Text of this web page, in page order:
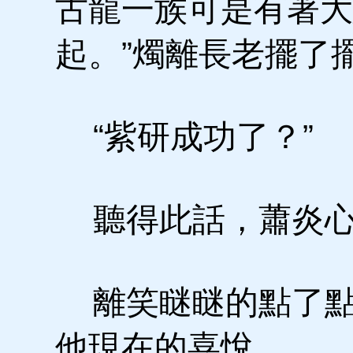
古龍一族可是有著
起。”燭離長老擺了
“紫研成功了？”
聽得此話，蕭炎
離笑瞇瞇的點了